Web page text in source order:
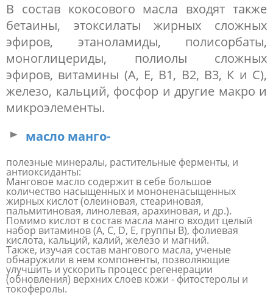
В состав кокосового масла входят также
бетаины, этоксилаты жирных сложных
эфиров, этаноламиды, полисорбаты,
моноглицериды, полиолы сложных
эфиров, витамины (А, Е, B1, B2, B3, К и С),
железо, кальций, фосфор и другие макро и
микроэлементы.
масло манго-
полезные минералы, растительные ферменты, и
антиоксиданты:
Манговое масло содержит в себе большое
количество насыщенных и мононенасыщенных
жирных кислот (олеиновая, стеариновая,
пальмитиновая, линолевая, арахиновая, и др.).
Помимо кислот в состав масла манго входит целый
набор витаминов (А, С, D, Е, группы В), фолиевая
кислота, кальций, калий, железо и магний.
Также, изучая состав мангового масла, ученые
обнаружили в нем компоненты, позволяющие
улучшить и ускорить процесс регенерации
(обновления) верхних слоев кожи - фитостеролы и
токоферолы.